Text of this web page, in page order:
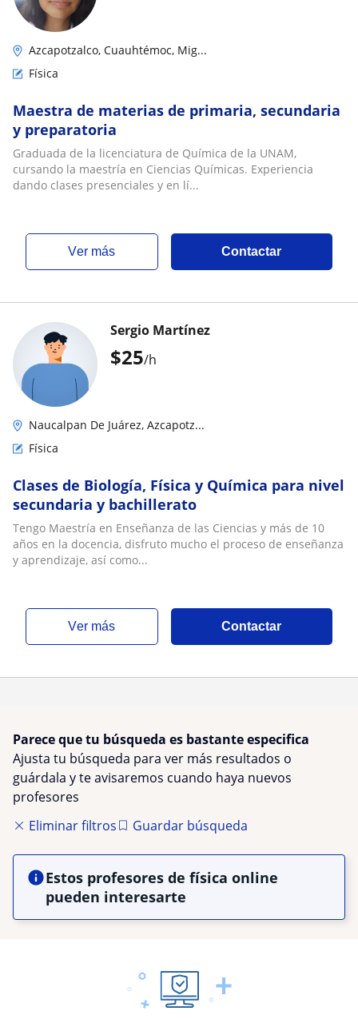
Azcapotzalco, Cuauhtémoc, Mig...
Física
Maestra de materias de primaria, secundaria
y preparatoria
Graduada de la licenciatura de Química de la UNAM,
cursando la maestría en Ciencias Químicas. Experiencia
dando clases presenciales y en lí...
ver más Contactar
$25/h
Sergio Martínez
Naucalpan De Juárez, Azcapotz...
Física
Clases de Biología, Física y Química para nivel
secundaria y bachillerato
Tengo Maestría en Enseñanza de las Ciencias y más de 10
años en la docencia, disfruto mucho el proceso de enseñanza
y aprendizaje, así como...
ver más Contactar
Parece que tu búsqueda es bastante especifica
Ajusta tu búsqueda para ver más resultados o
guárdala y te avisaremos cuando haya nuevos
profesores
Eliminar filtros
Guardar búsqueda
Estos profesores de física online
pueden interesarte